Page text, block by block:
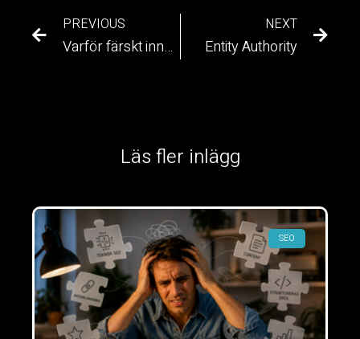
PREVIOUS
Varför färskt innehåll och kundspråk slår E-E-A-T
NEXT
Entity Authority
Läs fler inlägg
SEO